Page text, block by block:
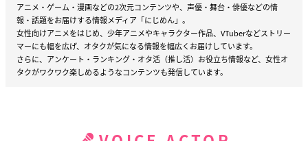
アニメ・ゲーム・漫画などの2次元コンテンツや、声優・舞台・俳優などの情
報・話題をお届けする情報メディア「にじめん」。
女性向けアニメをはじめ、少年アニメやキャラクター作品、VTuberなどストリー
マーにも幅を広げ、オタクが気になる情報を幅広くお届けしています。
さらに、アンケート・ランキング・オタ活（推し活）お役立ち情報など、女性オ
タクがワクワク楽しめるようなコンテンツも発信しています。